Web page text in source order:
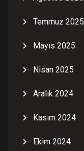
Temmuz 2025
Mayıs 2025
Nisan 2025
Aralık 2024
Kasım 2024
Ekim 2024